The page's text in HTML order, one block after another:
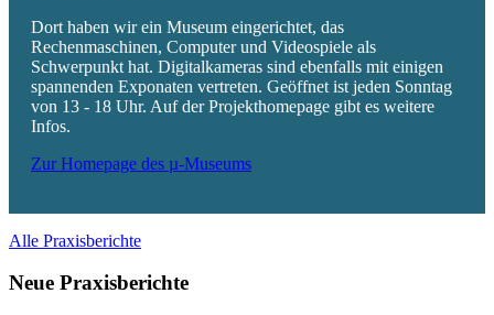
Dort haben wir ein Museum eingerichtet, das
Rechenmaschinen, Computer und Videospiele als
Schwerpunkt hat. Digitalkameras sind ebenfalls mit einigen
spannenden Exponaten vertreten. Geöffnet ist jeden Sonntag
von 13 - 18 Uhr. Auf der Projekthomepage gibt es weitere
Infos.
Zur Homepage des µ-Museums
Alle Praxisberichte
Neue Praxisberichte